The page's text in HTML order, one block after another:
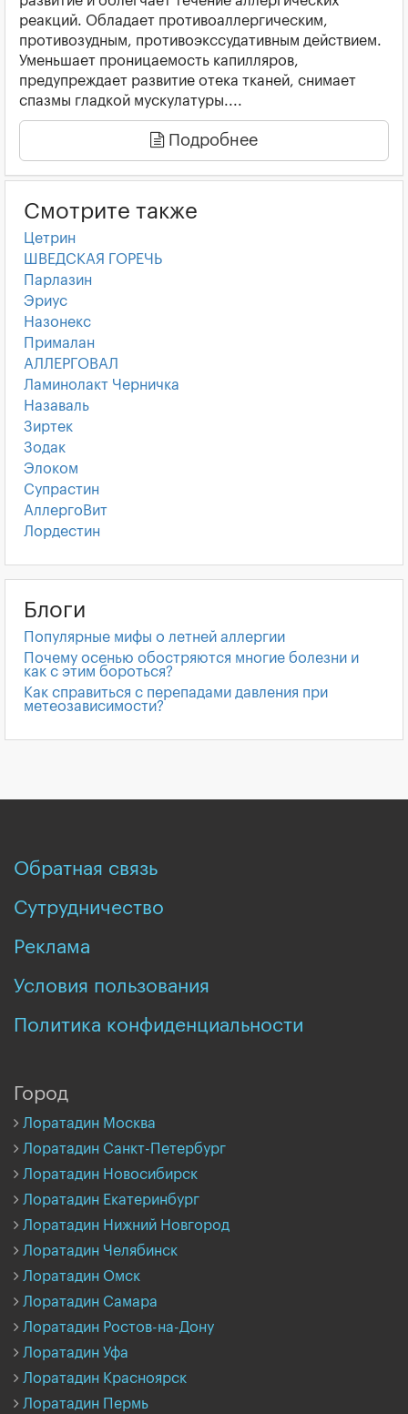
реакций. Обладает противоаллергическим,
противозудным, противоэкссудативным действием.
Уменьшает проницаемость капилляров,
предупреждает развитие отека тканей, снимает
спазмы гладкой мускулатуры....
Подробнее
Смотрите также
Цетрин
ШВЕДСКАЯ ГОРЕЧЬ
Парлазин
Эриус
Назонекс
Прималан
АЛЛЕРГОВАЛ
Ламинолакт Черничка
Назаваль
Зиртек
Зодак
Элоком
Супрастин
АллергоВит
Лордестин
Блоги
Популярные мифы о летней аллергии
Почему осенью обостряются многие болезни и
как с этим бороться?
Как справиться с перепадами давления при
метеозависимости?
Обратная связь
Сутрудничество
Реклама
Условия пользования
Политика конфиденциальности
Город
Лоратадин Москва
Лоратадин Санкт-Петербург
Лоратадин Новосибирск
Лоратадин Екатеринбург
Лоратадин Нижний Новгород
Лоратадин Челябинск
Лоратадин Омск
Лоратадин Самара
Лоратадин Ростов-на-Дону
Лоратадин Уфа
Лоратадин Красноярск
Лоратадин Пермь